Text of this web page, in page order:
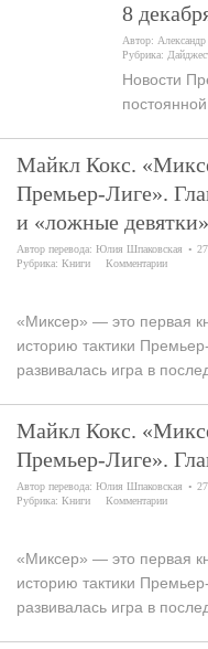
8
Автор:
Рубрика:
Новости
Майкл Кокс.
Премьер-Лиге».
и «ложные
Автор перевода: Юлия Шпаковская
Рубрика: Книги Комментарии
«Миксер» — это первая
историю тактики
развивалась игра в
Майкл Кокс.
Премьер-Лиге».
Автор перевода: Юлия Шпаковская
Рубрика: Книги Комментарии
«Миксер» — это первая
историю тактики
развивалась игра в